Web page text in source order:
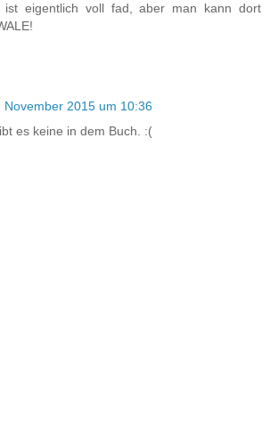
ist eigentlich voll fad, aber man kann dort
November 2015 um 10:36
es keine in dem Buch. :(